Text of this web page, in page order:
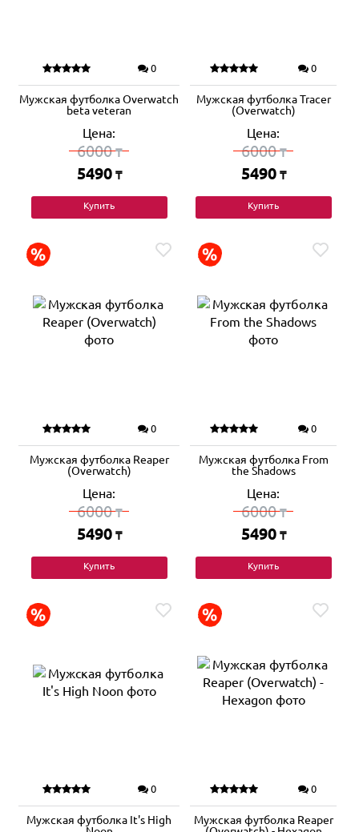
0
Мужская футболка Overwatch
beta veteran
Цена:
6000₸
5490 ₸
Купить
0
Мужская футболка Tracer
(Overwatch)
Цена:
6000₸
5490 ₸
Купить
0
Мужская футболка Reaper
(Overwatch)
Цена:
6000₸
5490 ₸
Купить
0
Мужская футболка From
the Shadows
Цена:
6000₸
5490 ₸
Купить
0
Мужская футболка It's High
0
Мужская футболка Reaper